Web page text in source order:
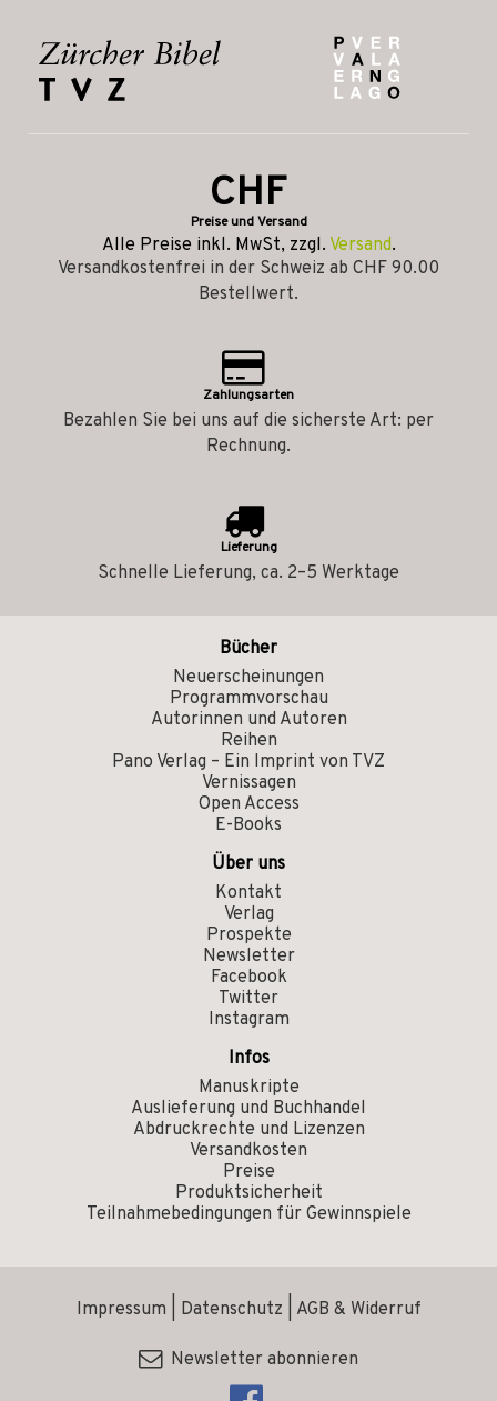
CHF
Preise und Versand
Alle Preise inkl. MwSt, zzgl. Versand.
Versandkostenfrei in der Schweiz ab CHF 90.00
Bestellwert.
Zahlungsarten
Bezahlen Sie bei uns auf die sicherste Art: per
Rechnung.
Lieferung
Schnelle Lieferung, ca. 2–5 Werktage
Bücher
Neuerscheinungen
Programmvorschau
Autorinnen und Autoren
Reihen
Pano Verlag – Ein Imprint von TVZ
Vernissagen
Open Access
E-Books
Über uns
Kontakt
Verlag
Prospekte
Newsletter
Facebook
Twitter
Instagram
Infos
Manuskripte
Auslieferung und Buchhandel
Abdruckrechte und Lizenzen
Versandkosten
Preise
Produktsicherheit
Teilnahmebedingungen für Gewinnspiele
Impressum Datenschutz AGB & Widerruf
Newsletter abonnieren